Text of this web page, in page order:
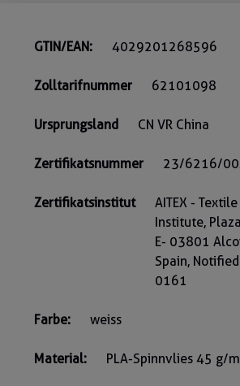
GTIN/EAN: 4029201268596
Zolltarifnummer 62101098
Ursprungsland CN VR China
Zertifikatsnummer 23/6216/
Zertifikatsinstitut
AITEX -
Institute,
E- 03801
Spain,
0161
Farbe: weiss
Material: PLA-Spinnvlies 45 g/